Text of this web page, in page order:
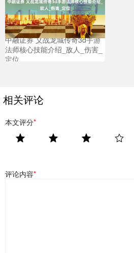
中融证券 义战龙城传奇3d手游
法师核心技能介绍_敌人_伤害_
定位
相关评论
本文评分*
评论内容*